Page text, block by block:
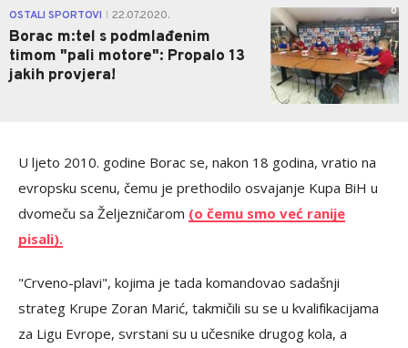
OSTALI SPORTOVI 22.07.2020.
Borac m:tel s podmlađenim
timom "pali motore": Propalo 13
jakih provjera!
0
U ljeto 2010. godine Borac se, nakon 18 godina, vratio na
evropsku scenu, čemu je prethodilo osvajanje Kupa BiH u
dvomeču sa Željezničarom (o čemu smo već ranije
pisali).
"Crveno-plavi", kojima je tada komandovao sadašnji
strateg Krupe Zoran Marić, takmičili su se u kvalifikacijama
za Ligu Evrope, svrstani su u učesnike drugog kola, a